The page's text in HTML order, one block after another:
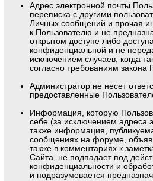
Адрес электронной почты
переписка с другими
Личных сообщений и прочая
к Пользователю и не
открытом доступе либо
конфиденциальной и не
исключением случаев, когда
согласно требованиям закона
Администратор не несет
предоставленные
Информация, которую
себе (за исключением адреса
также информация,
сообщениях на форуме,
также в комментариях к
Сайта, не подпадает под
конфиденциальности и
и подразумевается